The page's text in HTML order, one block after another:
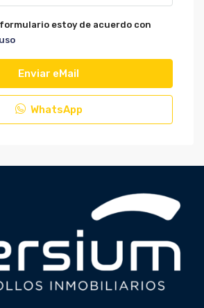
estoy de acuerdo con
Enviar eMail
WhatsApp